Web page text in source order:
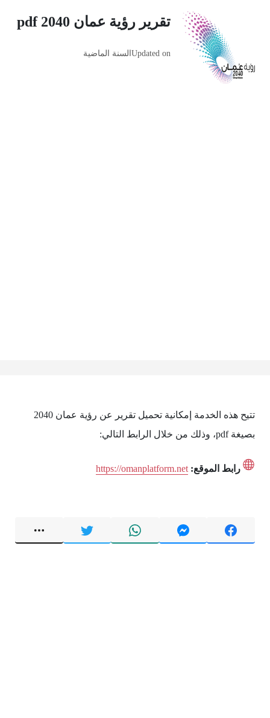
تقرير رؤية عمان 2040 pdf
Updated on السنة الماضية
تتيح هذه الخدمة إمكانية تحميل تقرير عن رؤية عمان 2040
بصيغة pdf، وذلك من خلال الرابط التالي:
رابط الموقع: https://omanplatform.net